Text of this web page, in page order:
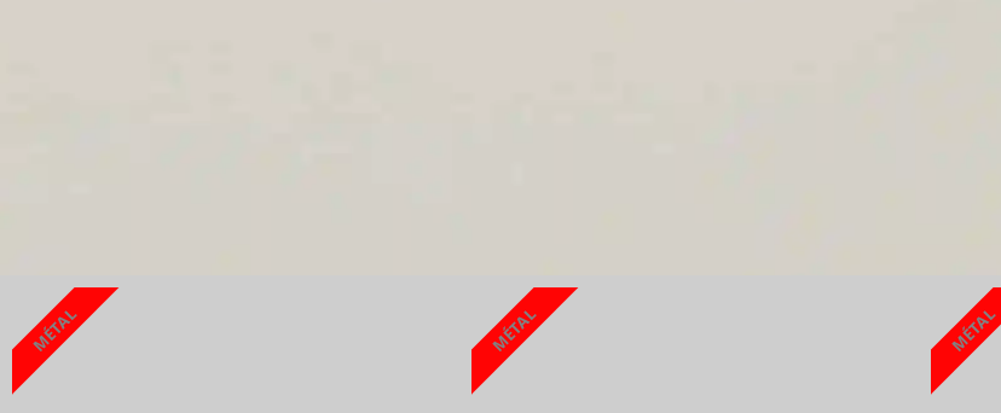
MÉTAL MÉTAL MÉTAL